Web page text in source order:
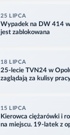
25 LIPCA
Wypadek na DW 414
jest zablokowana
18 LIPCA
25-lecie TVN24 w
zaglądają za kulisy
15 LIPCA
Kierowca ciężarówki i
na miejscu. 19-latek z